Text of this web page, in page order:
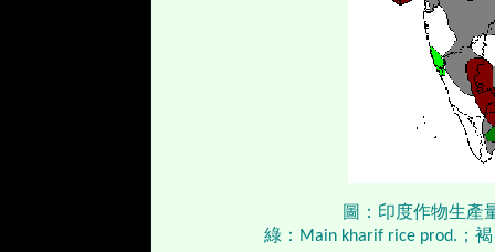
圖：印度作物生產
綠：Main kharif rice prod.；褐